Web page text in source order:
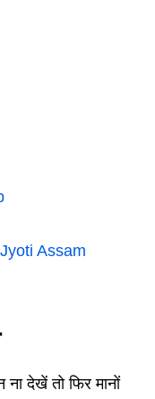
Jyoti Assam
देखें तो फिर मानों